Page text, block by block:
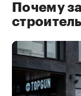
Почему